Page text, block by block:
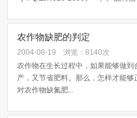
农作物缺肥的判定
2004-08-19
浏览：8140次
农作物在生长过程中，如果能够做
产，又节省肥料。那么，怎样才能够
对农作物缺氮肥...